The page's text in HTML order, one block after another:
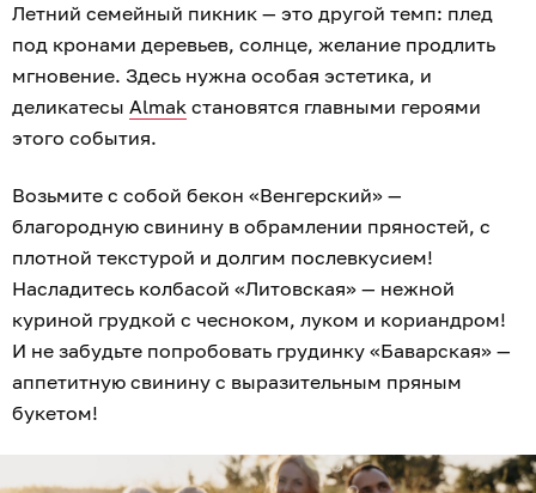
Летний семейный пикник — это другой темп: плед
под кронами деревьев, солнце, желание продлить
мгновение. Здесь нужна особая эстетика, и
деликатесы Almak становятся главными героями
этого события.
Возьмите с собой бекон «Венгерский» —
благородную свинину в обрамлении пряностей, с
плотной текстурой и долгим послевкусием!
Насладитесь колбасой «Литовская» — нежной
куриной грудкой с чесноком, луком и кориандром!
И не забудьте попробовать грудинку «Баварская» —
аппетитную свинину с выразительным пряным
букетом!